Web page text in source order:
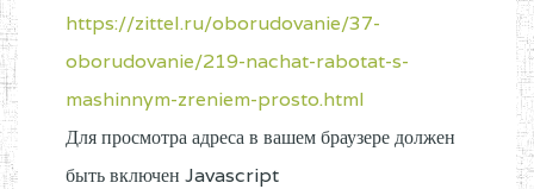
https://zittel.ru/oborudovanie/37-
oborudovanie/219-nachat-rabotat-s-
mashinnym-zreniem-prosto.html
Для просмотра адреса в вашем браузере должен
быть включен Javascript